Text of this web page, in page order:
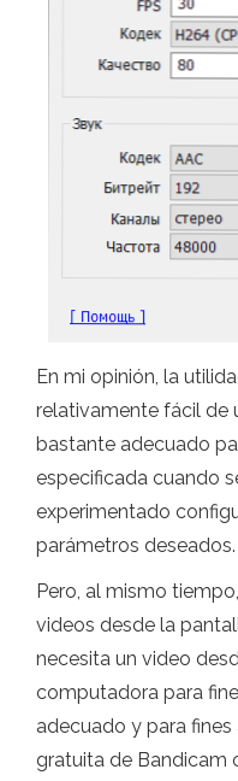
En mi opinión, la
relativamente fácil de
bastante adecuado
especificada cuando
experimentado
parámetros deseados.
Pero, al mismo
videos desde la
necesita un video
computadora para
adecuado y para
gratuita de Bandicam